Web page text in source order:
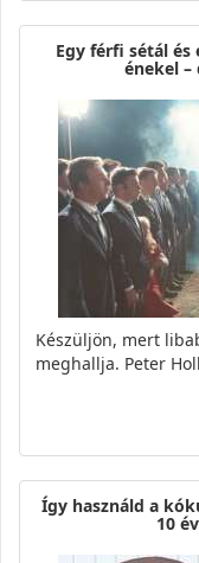
Egy férfi sétál
énekel
Készüljön, mert
meghallja. Peter
Így használd a
10